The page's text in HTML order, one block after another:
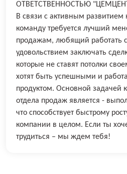
ОТВЕТСТВЕННОСТЬЮ
В связи с активным
команду требуется лучший
продажам, любящий работать
удовольствием заключать
которые не ставят потолки
хотят быть успешными и
продуктом. Основной задачей
отдела продаж является -
что способствует быстрому
компании в целом. Если ты
трудиться – мы ждем тебя!